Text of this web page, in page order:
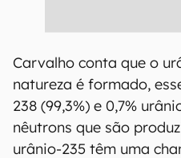
Carvalho conta que o
natureza é formado,
238 (99,3%) e 0,7%
nêutrons que são
urânio-235 têm uma